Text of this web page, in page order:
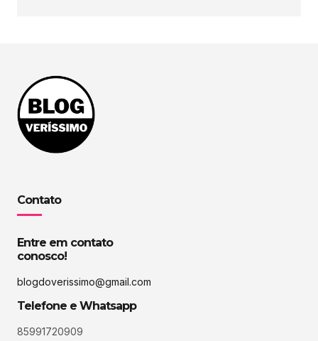
Contato
Entre em contato
conosco!
blogdoverissimo@gmail.com
Telefone e Whatsapp
85991720909